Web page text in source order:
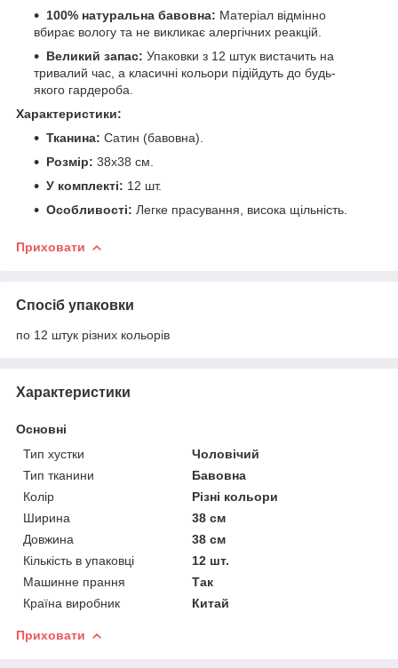
100% натуральна бавовна: Матеріал відмінно
вбирає вологу та не викликає алергічних реакцій.
Великий запас: Упаковки з 12 штук вистачить на
тривалий час, а класичні кольори підійдуть до будь-
якого гардероба.
Характеристики:
Тканина: Сатин (бавовна).
Розмір: 38х38 см.
У комплекті: 12 шт.
Особливості: Легке прасування, висока щільність.
Приховати
Спосіб упаковки
по 12 штук різних кольорів
Характеристики
Основні
Тип хустки
Чоловічий
Тип тканини
Бавовна
Колір
Різні кольори
Ширина
38 см
Довжина
38 см
Кількість в упаковці
12 шт.
Машинне прання
Так
Країна виробник
Китай
Приховати